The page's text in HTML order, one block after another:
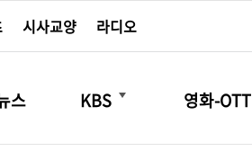
시사교양 라디오
스 KBS
더보기
영화-OTT
더보기